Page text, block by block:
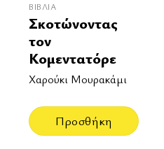
ΒΙΒΛΊΑ
Σκοτώνοντας
τον
Κομεντατόρε
Χαρούκι Μουρακάμι
Προσθήκη